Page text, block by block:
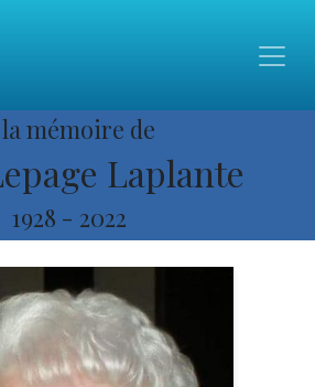
mémoire de
Laplante
1928 - 2022